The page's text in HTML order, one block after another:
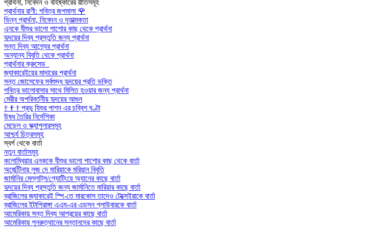
প্রার্থনা, নিবেদন ও বহিষ্কারের রীতিসমূহ
প্রার্থনার রাণী: পবিত্র জপমালা 🌹
ভিন্ন প্রার্থনা, নিবেদন ও দূতাত্মকতা
এনকে যীশুর ভালো পাশোর কাছ থেকে প্রার্থনা
হৃদয়ের দিব্য প্রস্তুতি জন্য প্রার্থনা
সন্ত দিব্য আশ্র্যের প্রার্থনা
অন্যান্য বিবৃতি থেকে প্রার্থনা
প্রার্থনার ক্রুসেড
জ্যাকারেইয়ের মাদারের প্রার্থনা
সন্ত জোসেফের সর্বশুদ্ধ হৃদয়ের প্রতি ভক্তি
পবিত্র ভালোবাসার সাথে মিলিত হওয়ার জন্য প্রার্থনা
মেরীর অপরিবর্তনীয় হৃদয়ের আগুন
† † † প্রভু যিশুর পাশন এর চব্বিশ ঘণ্টা
উষধ তৈরির নির্দেশিকা
মেডেল ও স্ক্যাপুলারসমূহ
আশ্চর্য চিত্রসমূহ
স্বর্গ থেকে বার্তা
নতুন বার্তাসমূহ
কলোম্বিয়ার এনককে যীশুর ভালো পাশোর কাছ থেকে বার্তা
অর্জেন্টিনায় লুজ দে মারিয়াকে মরিয়ান বিবৃতি
জার্মানির মেল্লাট্‌স/গ্যোটিংয়ে অ্যানের কাছে বার্তা
হৃদয়ের দিব্য প্রস্তুতি জন্য জার্মানিতে মারিয়ার কাছে বার্তা
ব্রাজিলের জ্যাকারেই স্পি-তে মারকোস তাদেও টেক্সেইরাকে বার্তা
ব্রাজিলের ইটাপিরাঙ্গা এএম-এর এডসন গ্লাউবারকে বার্তা
আমেরিকায় সন্ত দিব্য আশ্রয়ের কাছে বার্তা
আমেরিকায় পুনরুত্থানের সন্তানদের কাছে বার্তা